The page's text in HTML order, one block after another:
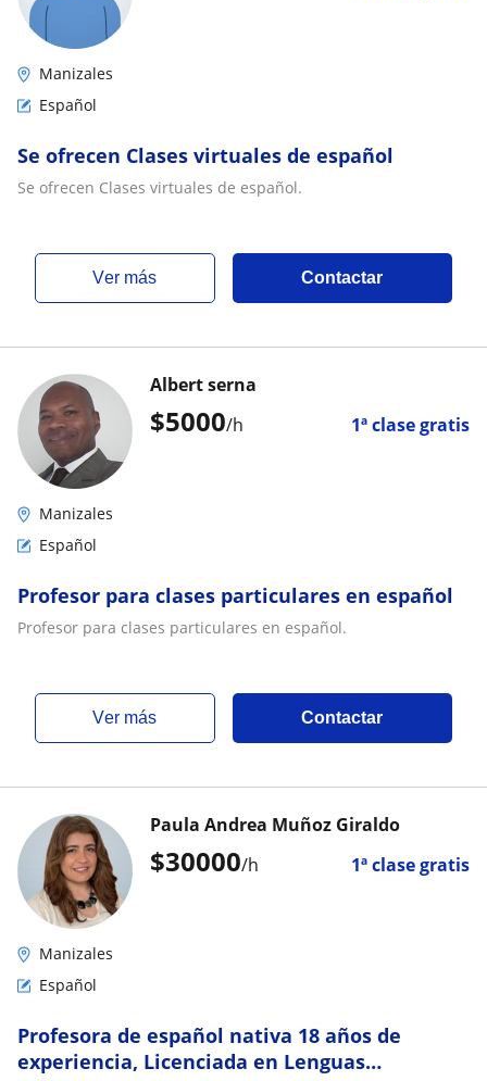
Manizales
Español
Se ofrecen Clases virtuales de español
Se ofrecen Clases virtuales de español.
ver más Contactar
$5000/h 1ª clase gratis
Albert serna
Manizales
Español
Profesor para clases particulares en español
Profesor para clases particulares en español.
ver más Contactar
$30000/h 1ª clase gratis
Paula Andrea Muñoz Giraldo
Manizales
Español
Profesora de español nativa 18 años de
experiencia, Licenciada en Lenguas